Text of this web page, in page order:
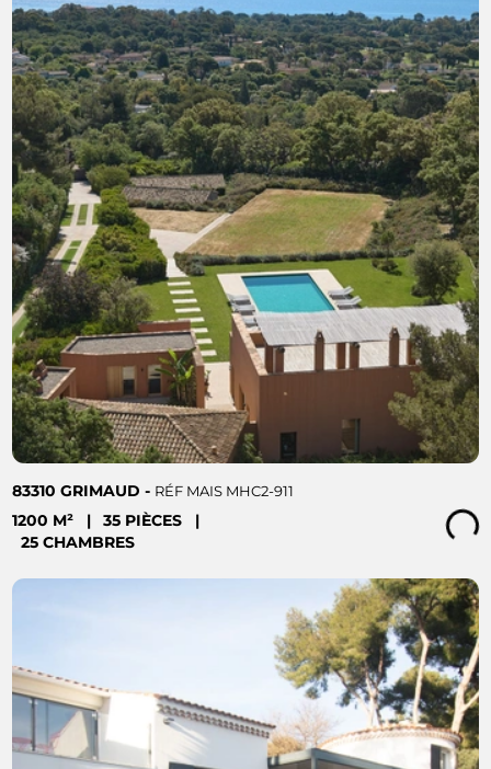
83310 GRIMAUD - RÉF MAIS MHC2-911
1200 M² | 35 PIÈCES
|
25 CHAMBRES
Loading...